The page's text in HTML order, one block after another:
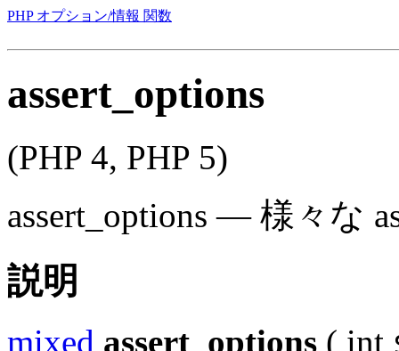
PHP オプション/情報 関数
assert_options
(PHP 4, PHP 5)
assert_options — 様々な
説明
mixed assert_options ( int